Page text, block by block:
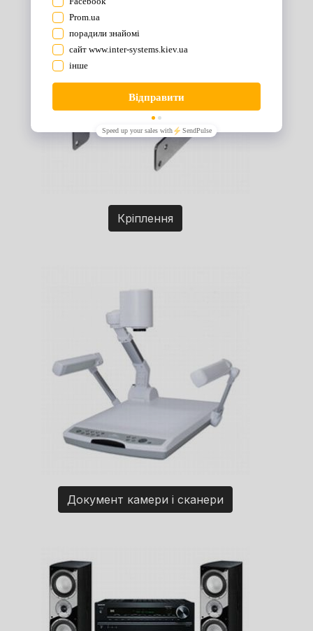
Кріплення
Документ камери і сканери